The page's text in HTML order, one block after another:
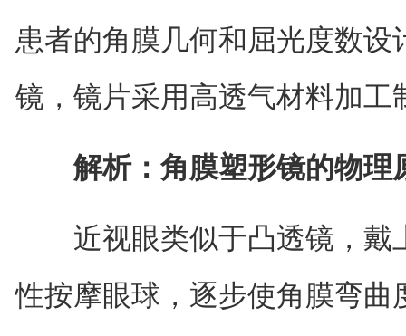
患者的角膜几何和屈光度数
镜，镜片采用高透气材料加工
解析：角膜塑形镜的物理
近视眼类似于凸透镜，戴
性按摩眼球，逐步使角膜弯